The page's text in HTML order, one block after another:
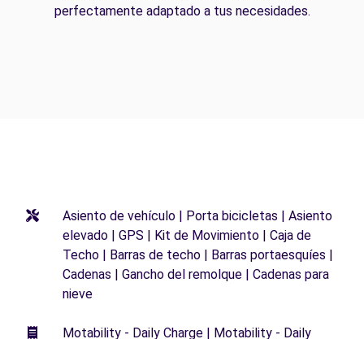
perfectamente adaptado a tus necesidades.
Asiento de vehículo | Porta bicicletas | Asiento
elevado | GPS | Kit de Movimiento | Caja de
Techo | Barras de techo | Barras portaesquíes |
Cadenas | Gancho del remolque | Cadenas para
nieve
Motability - Daily Charge | Motability - Daily